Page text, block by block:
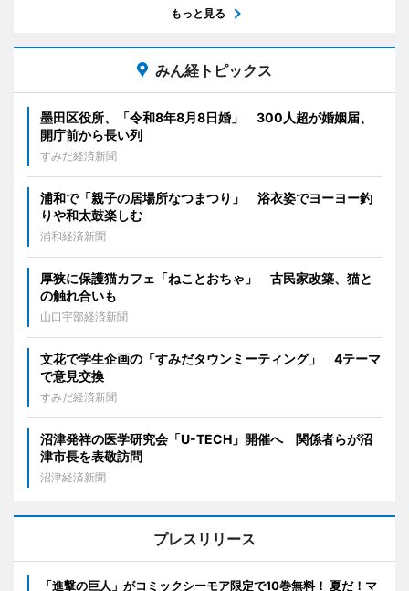
もっと見る
みん経トピックス
墨田区役所、「令和8年8月8日婚」 300人超が婚姻届、
開庁前から長い列
すみだ経済新聞
浦和で「親子の居場所なつまつり」 浴衣姿でヨーヨー釣
りや和太鼓楽しむ
浦和経済新聞
厚狭に保護猫カフェ「ねことおちゃ」 古民家改築、猫と
の触れ合いも
山口宇部経済新聞
文花で学生企画の「すみだタウンミーティング」 4テーマ
で意見交換
すみだ経済新聞
沼津発祥の医学研究会「U-TECH」開催へ 関係者らが沼
津市長を表敬訪問
沼津経済新聞
プレスリリース
「進撃の巨人」がコミックシーモア限定で10巻無料！ 夏だ！マ